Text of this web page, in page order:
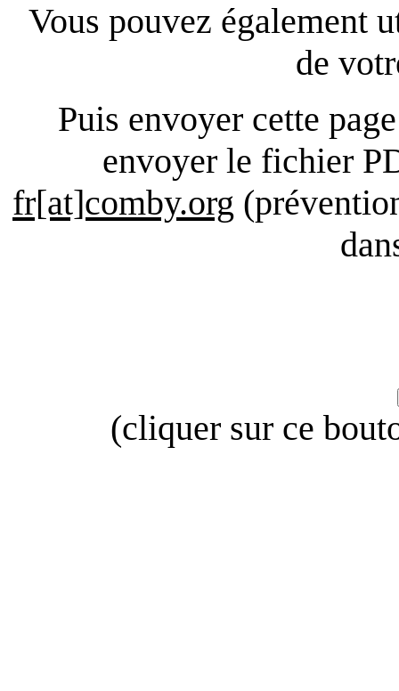
Vous pouvez également
de
Puis envoyer cette
envoyer le fichier
fr[at]comby.org
(cliquer sur ce